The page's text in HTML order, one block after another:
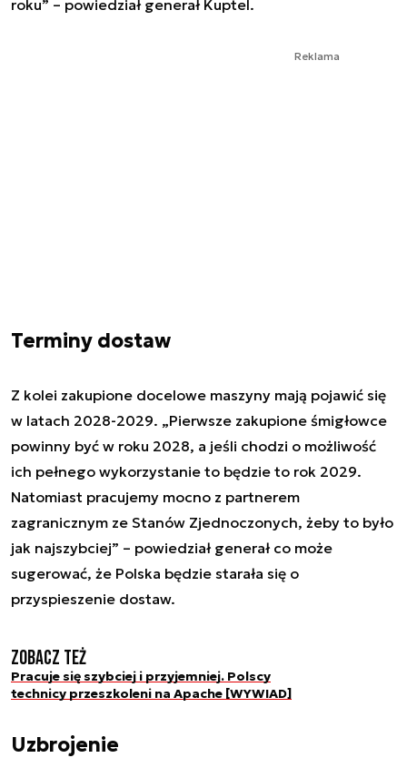
roku” – powiedział generał Kuptel.
Reklama
Terminy dostaw
Z kolei zakupione docelowe maszyny mają pojawić się
w latach 2028-2029. „Pierwsze zakupione śmigłowce
powinny być w roku 2028, a jeśli chodzi o możliwość
ich pełnego wykorzystanie to będzie to rok 2029.
Natomiast pracujemy mocno z partnerem
zagranicznym ze Stanów Zjednoczonych, żeby to było
jak najszybciej” – powiedział generał co może
sugerować, że Polska będzie starała się o
przyspieszenie dostaw.
Zobacz też
Pracuje się szybciej i przyjemniej. Polscy
technicy przeszkoleni na Apache [WYWIAD]
Uzbrojenie